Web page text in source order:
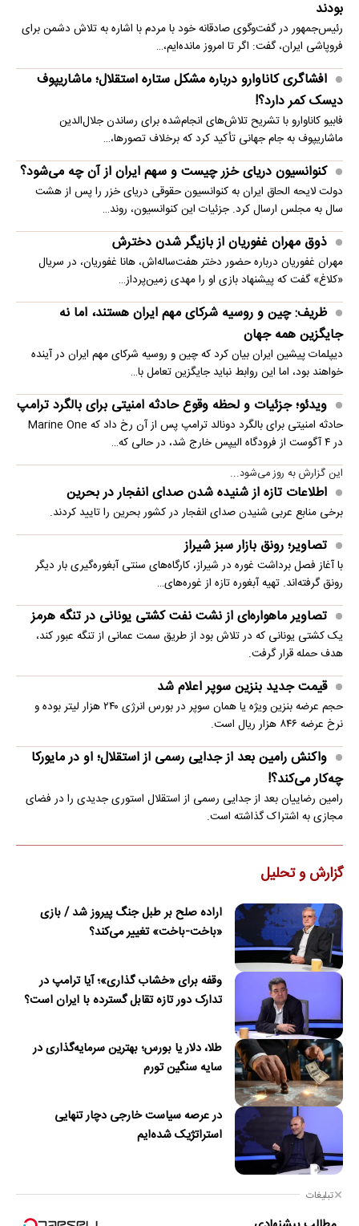
بودند
رئیس‌جمهور در گفت‌وگوی صادقانه خود با مردم با اشاره به تلاش دشمن برای
فروپاشی ایران، گفت: اگر تا امروز مانده‌ایم،…
افشاگری کاناوارو درباره مشکل ستاره استقلال؛ ماشاریپوف
دیسک کمر دارد؟!
فابیو کاناوارو با تشریح تلاش‌های انجام‌شده برای رساندن جلال‌الدین
ماشاریپوف به جام جهانی تأکید کرد که برخلاف تصورها،…
کنوانسیون دریای خزر چیست و سهم ایران از آن چه می‌شود؟
دولت لایحه الحاق ایران به کنوانسیون حقوقی دریای خزر را پس از هشت
سال به مجلس ارسال کرد. جزئیات این کنوانسیون، روند…
ذوق مهران غفوریان از بازیگر شدن دخترش
مهران غفوریان درباره حضور دختر هفت‌ساله‌اش، هانا غفوریان، در سریال
«کلاغ» گفت که پیشنهاد بازی او را مهدی زمین‌پرداز…
ظریف: چین و روسیه شرکای مهم ایران هستند، اما نه
جایگزین همه جهان
دیپلمات پیشین ایران بیان کرد که چین و روسیه شرکای مهم ایران در آینده
خواهند بود، اما این روابط نباید جایگزین تعامل با…
ویدئو؛ جزئیات و لحظه وقوع حادثه امنیتی برای بالگرد ترامپ
حادثه امنیتی برای بالگرد دونالد ترامپ پس از آن رخ داد که Marine One
در ۴ آگوست از فرودگاه الیپس خارج شد، در حالی که…
این گزارش به روز می‌شود...
اطلاعات تازه از شنیده شدن صدای انفجار در بحرین
برخی منابع عربی شنیدن صدای انفجار در کشور بحرین را تایید کردند.
تصاویر؛ رونق بازار سبز شیراز
با آغاز فصل برداشت غوره در شیراز، کارگاه‌های سنتی آبغوره‌گیری بار دیگر
رونق گرفته‌اند. تهیه آبغوره تازه از غوره‌های…
تصاویر ماهواره‌ای از نشت نفت کشتی یونانی در تنگه هرمز
یک کشتی یونانی که در تلاش بود از طریق سمت عمانی از تنگه عبور کند،
هدف حمله قرار گرفت.
قیمت جدید بنزین سوپر اعلام شد
حجم عرضه بنزین ویژه یا همان سوپر در بورس انرژی ۲۴۰ هزار لیتر بوده و
نرخ عرضه ۸۴۶ هزار ریال است.
واکنش رامین بعد از جدایی رسمی از استقلال؛ او در مایورکا
چه‌کار می‌کند؟!
رامین رضاییان بعد از جدایی رسمی از استقلال استوری جدیدی را در فضای
مجازی به اشتراک گذاشته است.
گزارش و تحلیل
اراده صلح بر طبل جنگ پیروز شد / بازی
«باخت-باخت» تغییر می‌کند؟
وقفه برای «خشاب گذاری»؛ آیا ترامپ در
تدارک دور تازه تقابل گسترده با ایران است؟
طلا، دلار یا بورس؛ بهترین سرمایه‌گذاری در
سایه سنگین تورم
در عرصه سیاست خارجی دچار تنهایی
استراتژیک شده‌ایم
تبلیغات